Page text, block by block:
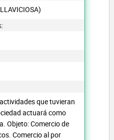
que tuvieran
actuará como
Objeto: Comercio de
Comercio al por